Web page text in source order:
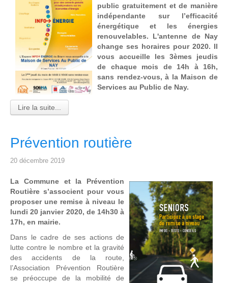
public gratuitement et de manière
indépendante sur l’efficacité
énergétique et les énergies
renouvelables. L'antenne de Nay
change ses horaires pour 2020. Il
vous accueille les 3èmes jeudis
de chaque mois de 14h à 16h,
sans rendez-vous, à la Maison de
Services au Public de Nay.
Lire la suite...
Prévention routière
20 décembre 2019
La Commune et la Prévention
Routière s’associent pour vous
proposer une remise à niveau le
lundi 20 janvier 2020, de 14h30 à
17h, en mairie.
Dans le cadre de ses actions de
lutte contre le nombre et la gravité
des accidents de la route,
l’Association Prévention Routière
se préoccupe de la mobilité de